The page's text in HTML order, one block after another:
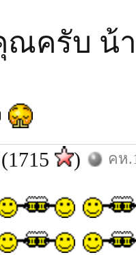
ณครับ น้
(1715 ) คห